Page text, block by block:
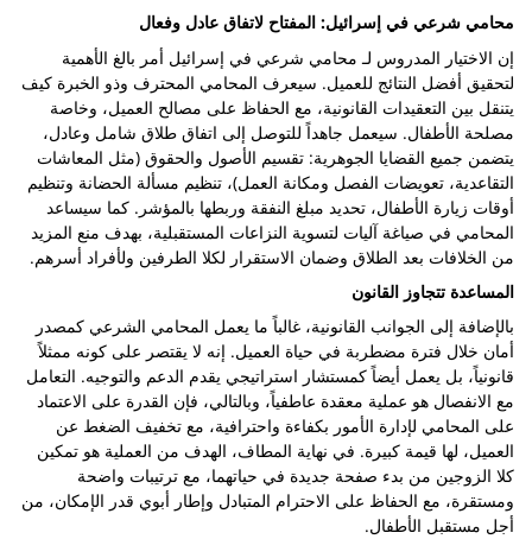
محامي شرعي في إسرائيل: المفتاح لاتفاق عادل وفعال
إن الاختيار المدروس لـ محامي شرعي في إسرائيل أمر بالغ الأهمية
لتحقيق أفضل النتائج للعميل. سيعرف المحامي المحترف وذو الخبرة كيف
يتنقل بين التعقيدات القانونية، مع الحفاظ على مصالح العميل، وخاصة
مصلحة الأطفال. سيعمل جاهداً للتوصل إلى اتفاق طلاق شامل وعادل،
يتضمن جميع القضايا الجوهرية: تقسيم الأصول والحقوق (مثل المعاشات
التقاعدية، تعويضات الفصل ومكانة العمل)، تنظيم مسألة الحضانة وتنظيم
أوقات زيارة الأطفال، تحديد مبلغ النفقة وربطها بالمؤشر. كما سيساعد
المحامي في صياغة آليات لتسوية النزاعات المستقبلية، بهدف منع المزيد
من الخلافات بعد الطلاق وضمان الاستقرار لكلا الطرفين ولأفراد أسرهم.
المساعدة تتجاوز القانون
بالإضافة إلى الجوانب القانونية، غالباً ما يعمل المحامي الشرعي كمصدر
أمان خلال فترة مضطربة في حياة العميل. إنه لا يقتصر على كونه ممثلاً
قانونياً، بل يعمل أيضاً كمستشار استراتيجي يقدم الدعم والتوجيه. التعامل
مع الانفصال هو عملية معقدة عاطفياً، وبالتالي، فإن القدرة على الاعتماد
على المحامي لإدارة الأمور بكفاءة واحترافية، مع تخفيف الضغط عن
العميل، لها قيمة كبيرة. في نهاية المطاف، الهدف من العملية هو تمكين
كلا الزوجين من بدء صفحة جديدة في حياتهما، مع ترتيبات واضحة
ومستقرة، مع الحفاظ على الاحترام المتبادل وإطار أبوي قدر الإمكان، من
أجل مستقبل الأطفال.